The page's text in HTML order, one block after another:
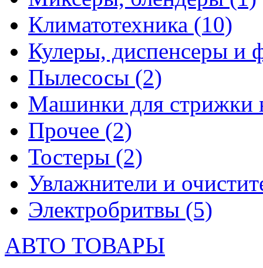
Климатотехника (10)
Кулеры, диспенсеры и
Пылесосы (2)
Машинки для стрижки
Прочее (2)
Тостеры (2)
Увлажнители и
Электробритвы (5)
АВТО ТОВАРЫ